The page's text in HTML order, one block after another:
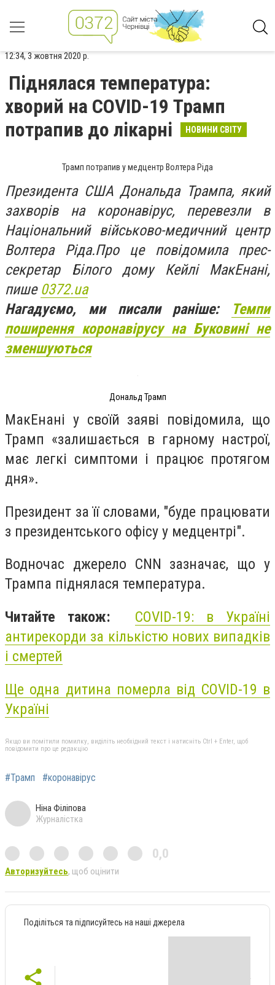
12:34, 3 жовтня 2020 р.
Піднялася температура:
хворий на COVID-19 Трамп
потрапив до лікарні
НОВИНИ СВІТУ
Трамп потрапив у медцентр Волтера Ріда
Президента США Дональда Трампа, який
захворів на коронавірус, перевезли в
Національний військово-медичний центр
Волтера Ріда.Про це повідомила прес-
секретар Білого дому Кейлі МакЕнані,
пише 0372.ua
Нагадуємо, ми писали раніше:
Темпи
поширення коронавірусу на Буковині не
зменшуються
Дональд Трамп
МакЕнані у своїй заяві повідомила, що
Трамп «залишається в гарному настрої,
має легкі симптоми і працює протягом
дня».
Президент за її словами, "буде працювати
з президентського офісу у медцентрі".
Водночас джерело CNN зазначає, що у
Трампа піднялася температура.
Читайте також: COVID-19: в Україні
антирекорди за кількістю нових випадків
і смертей
Ще одна дитина померла від COVID-19 в
Україні
Якщо ви помітили помилку, виділіть необхідний текст і натисніть Ctrl + Enter, щоб
повідомити про це редакцію
#Трамп #коронавірус
Ніна Філіпова
Журналістка
0,0
Авторизуйтесь, щоб оцінити
Поділіться та підписуйтесь на наші джерела